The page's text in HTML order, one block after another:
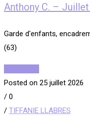
Anthony C. –
Garde d'enfants,
(63)
Posted on 25 juillet 2026
/ 0
/ TIFFANIE LLABRES